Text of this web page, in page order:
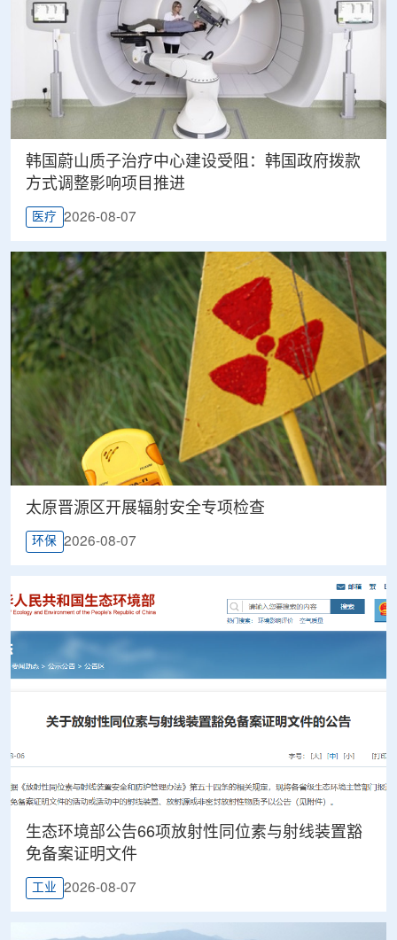
韩国蔚山质子治疗中心建设受阻：韩国政府拨款
方式调整影响项目推进
医疗 2026-08-07
太原晋源区开展辐射安全专项检查
环保 2026-08-07
生态环境部公告66项放射性同位素与射线装置豁
免备案证明文件
工业 2026-08-07